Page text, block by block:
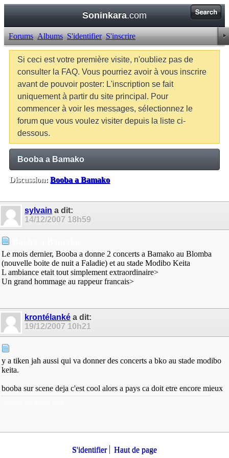
Soninkara.com
Forums Albums S'identifier S'inscrire
Si ceci est votre première visite, n'oubliez pas de
consulter la FAQ. Vous pourriez avoir à vous inscrire
avant de pouvoir poster: L'inscription se fait
uniquement à partir du site principal. Pour
commencer à voir les messages, sélectionnez le
forum que vous voulez visiter depuis la liste ci-
dessous.
Booba a Bamako
Discussion: Booba a Bamako
sylvain a dit:
14/12/2007 18h59
Le mois dernier, Booba a donne 2 concerts a Bamako au Blomba
(nouvelle boite de nuit a Faladie) et au stade Modibo Keita
L ambiance etait tout simplement extraordinaire>
Un grand hommage au rappeur francais>
krontélanké a dit:
19/12/2007 10h21
y a tiken jah aussi qui va donner des concerts a bko au stade modibo
keita.
booba sur scene deja c'est cool alors a pays ca doit etre encore mieux
S'identifier Haut de page